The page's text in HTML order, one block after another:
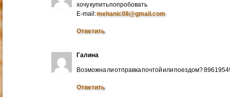
хочу купить попробовать
E-mail:mehanic08@gmail.com
Ответить
Галина
Возможна ли отправка почтой или поездом?
Ответить